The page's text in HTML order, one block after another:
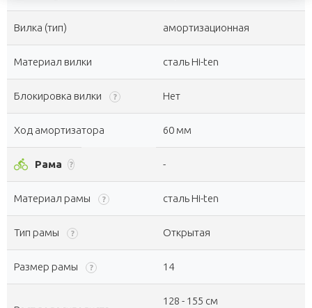
Вилка (тип) амортизационная
Материал вилки сталь Hi-ten
Блокировка вилки ? Нет
Ход амортизатора 60 мм
directions_bike Рама ? -
Материал рамы ? сталь Hi-ten
Тип рамы ? Открытая
Размер рамы ? 14
128 - 155 см